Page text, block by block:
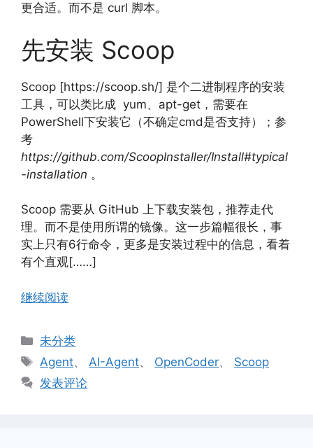
更合适。而不是 curl 脚本。
先安装 Scoop
Scoop [https://scoop.sh/] 是个二进制程序的安装
工具，可以类比成 yum、apt-get，需要在
PowerShell下安装它（不确定cmd是否支持）；参
考
https://github.com/ScoopInstaller/Install#typical
-installation 。
Scoop 需要从 GitHub 上下载安装包，推荐走代
理。而不是使用所谓的镜像。这一步篇幅很长，事
实上只有6行命令，更多是安装过程中的信息，看着
有个直观[……]
继续阅读
分
类
未分类
标
签
Agent、 AI-Agent、 OpenCoder、 Scoop
发表评论